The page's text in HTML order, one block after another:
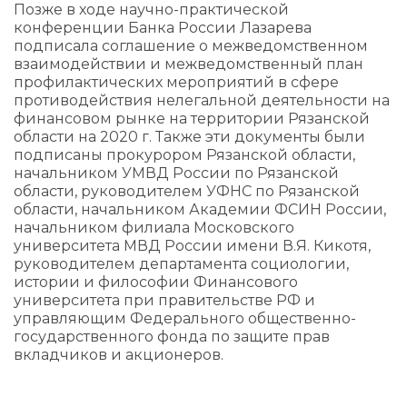
Позже в ходе научно-практической
конференции Банка России Лазарева
подписала соглашение о межведомственном
взаимодействии и межведомственный план
профилактических мероприятий в сфере
противодействия нелегальной деятельности на
финансовом рынке на территории Рязанской
области на 2020 г. Также эти документы были
подписаны прокурором Рязанской области,
начальником УМВД России по Рязанской
области, руководителем УФНС по Рязанской
области, начальником Академии ФСИН России,
начальником филиала Московского
университета МВД России имени В.Я. Кикотя,
руководителем департамента социологии,
истории и философии Финансового
университета при правительстве РФ и
управляющим Федерального общественно-
государственного фонда по защите прав
вкладчиков и акционеров.